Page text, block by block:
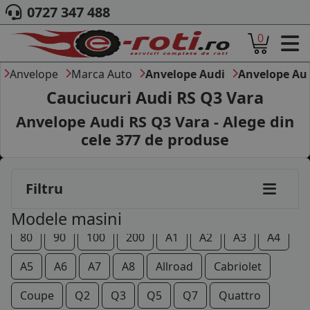
ACASA
DESPRE NOI
ANVELOPE
AUTO
CAMION
MOTO
MARCA AUTO
BLOG
B2B - COLABORARE COMPANII
CONT
0727 347 488
0
Anvelope Marca Auto Anvelope Audi Anvelope
Cauciucuri Audi RS Q3 Vara
Anvelope Audi RS Q3 Vara - Alege din
cele 377 de produse
Filtru
Modele masini
80 90 100 200 A1 A2 A3
A4
A5
A6 A7 A8 Allroad
Cabriolet
Coupe
Q2 Q3 Q5 Q7
Quattro